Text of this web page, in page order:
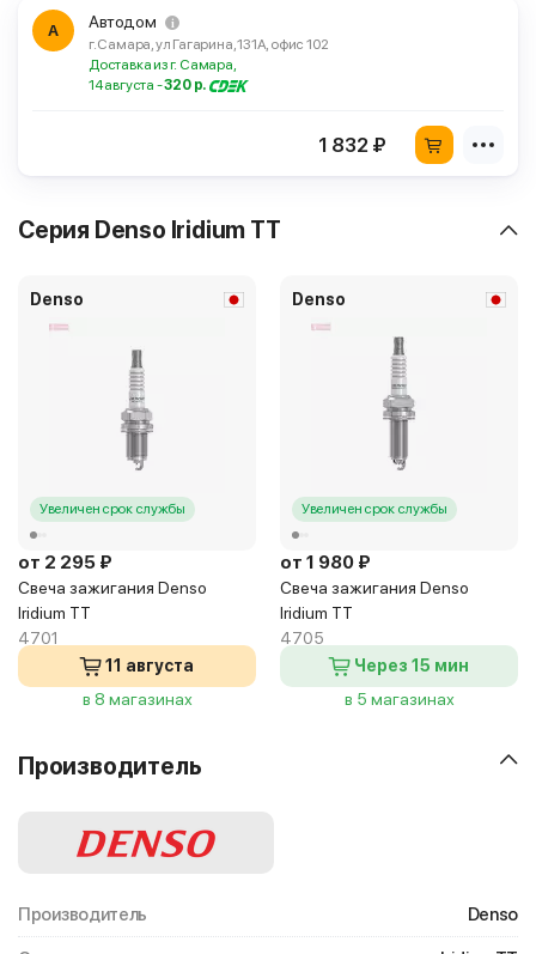
А Автодом
г. Самара, ул Гагарина, 131А, офис 102
Доставка из г. Самара,
14 августа -320 р.
1 832 ₽
Серия Denso Iridium TT
Denso
Увеличен срок службы
от 2 295 ₽
Свеча зажигания Denso
Iridium TT
4701
11 августа
в 8 магазинах
Denso
Увеличен срок службы
от 1 980 ₽
Свеча зажигания Denso
Iridium TT
4705
Через 15 мин
в 5 магазинах
Производитель
Производитель Denso